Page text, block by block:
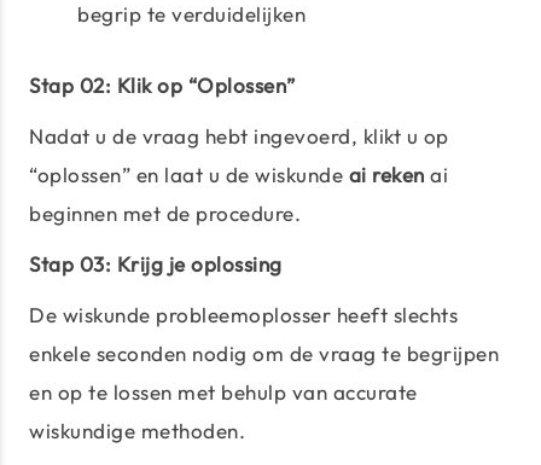
begrip te verduidelijken
Stap 02: Klik op “Oplossen”
Nadat u de vraag hebt ingevoerd, klikt u op
“oplossen” en laat u de wiskunde ai reken ai
beginnen met de procedure.
Stap 03: Krijg je oplossing
De wiskunde probleemoplosser heeft slechts
enkele seconden nodig om de vraag te begrijpen
en op te lossen met behulp van accurate
wiskundige methoden.